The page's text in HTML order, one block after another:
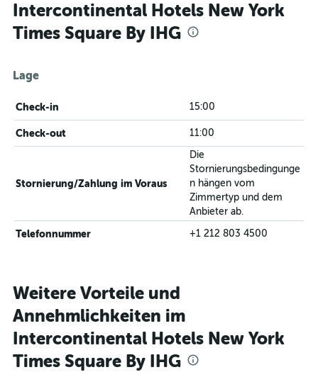
Intercontinental Hotels New York
Times Square By IHG
Lage
Check-in 15:00
Check-out 11:00
Stornierung/Zahlung im Voraus
Die
Stornierungsbedingunge
n hängen vom
Zimmertyp und dem
Anbieter ab.
Telefonnummer +1 212 803 4500
Weitere Vorteile und
Annehmlichkeiten im
Intercontinental Hotels New York
Times Square By IHG